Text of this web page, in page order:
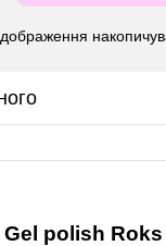
Gel polish Roks